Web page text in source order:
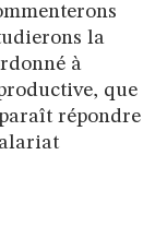
la
à
que
répondre